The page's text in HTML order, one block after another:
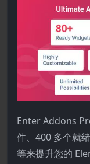
Enter Addons
件、400 多个就
等来提升您的